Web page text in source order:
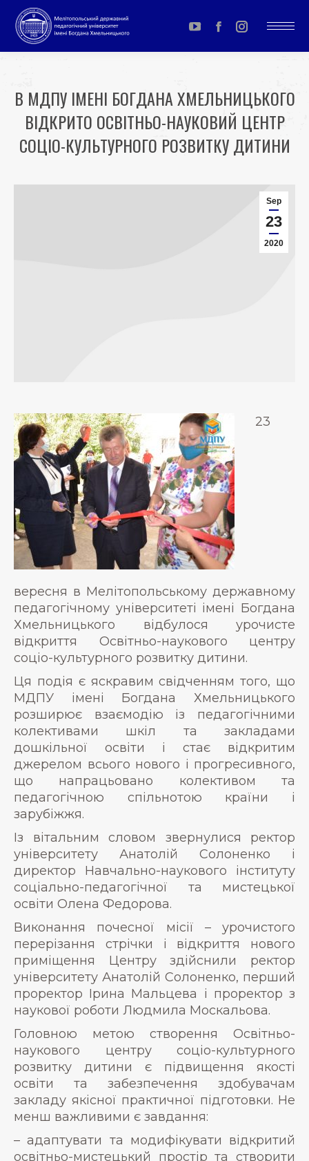
YouTube
page
in
new
window
Facebook
page
in
new
window
Instagram
page
in
new
window
В МДПУ ІМЕНІ БОГДАНА ХМЕЛЬНИЦЬКОГО
ВІДКРИТО ОСВІТНЬО-НАУКОВИЙ ЦЕНТР
СОЦІО-КУЛЬТУРНОГО РОЗВИТКУ ДИТИНИ
Sep
23
2020
23
вересня в Мелітопольському державному
педагогічному університеті імені Богдана
Хмельницького відбулося урочисте
відкриття Освітньо-наукового центру
соціо-культурного розвитку дитини.
Ця подія є яскравим свідченням того, що
МДПУ імені Богдана Хмельницького
розширює взаємодію із педагогічними
колективами шкіл та закладами
дошкільної освіти і стає відкритим
джерелом всього нового і прогресивного,
що напрацьовано колективом та
педагогічною спільнотою країни і
зарубіжжя.
Із вітальним словом звернулися ректор
університету Анатолій Солоненко і
директор Навчально-наукового інституту
соціально-педагогічної та мистецької
освіти Олена Федорова.
Виконання почесної місії – урочистого
перерізання стрічки і відкриття нового
приміщення Центру здійснили ректор
університету Анатолій Солоненко, перший
проректор Ірина Мальцева і проректор з
наукової роботи Людмила Москальова.
Головною метою створення Освітньо-
наукового центру соціо-культурного
розвитку дитини є підвищення якості
освіти та забезпечення здобувачам
закладу якісної практичної підготовки. Не
менш важливими є завдання:
– адаптувати та модифікувати відкритий
освітньо-мистецький простір та створити